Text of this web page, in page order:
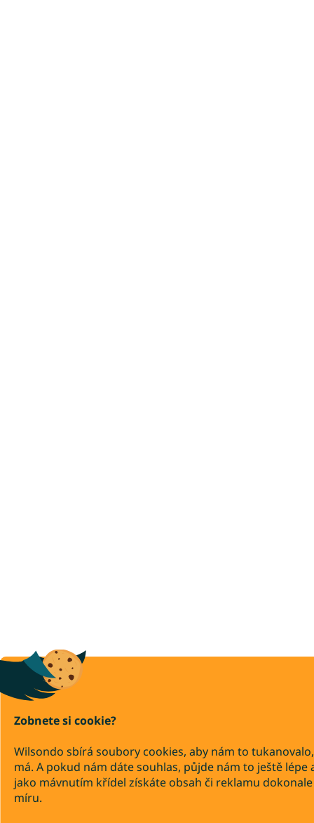
Zobnete si cookie?
Wilsondo sbírá soubory cookies, aby nám to
má. A pokud nám dáte souhlas, půjde nám to ještě lépe
jako mávnutím křídel získáte obsah či reklamu
míru.